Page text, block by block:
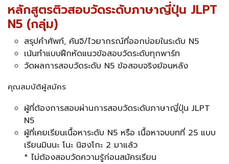
หลักสูตรติวสอบวัดระดับภาษาญี่ปุ่น JLPT
N5 (กลุ่ม)
สรุปคำศัพท์, คันจิ/ไวยากรณ์ที่ออกบ่อยในระดับ N5
เน้นทำแบบฝึกหัดแนวข้อสอบวัดระดับทุกพาร์ท
วัดผลการสอบวัดระดับ N5 ข้อสอบจริงย้อนหลัง
คุณสมบัติผู้สมัคร
ผู้ที่ต้องการสอบผ่านการสอบวัดระดับภาษาญี่ปุ่น JLPT
N5
ผู้ที่เคยเรียนเนื้อหาระดับ N5 หรือ เนื้อหาจบบทที่ 25 แบบ
เรียนมินนะ โนะ นิฮงโกะ 2 มาแล้ว
* ไม่ต้องสอบวัดความรู้ก่อนสมัครเรียน